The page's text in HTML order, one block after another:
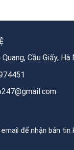
Cầu Giấy, Hà
để nhận bản tin